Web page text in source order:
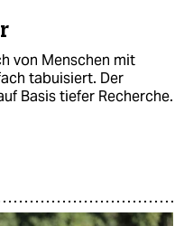
von Menschen mit
tabuisiert. Der
Basis tiefer Recherche.